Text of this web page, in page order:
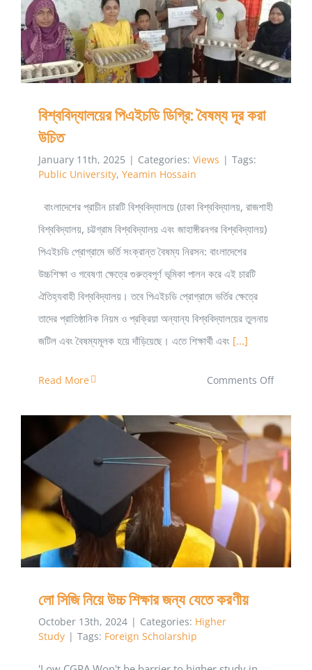
বিশ্ববিদ্যালয়ের পিএইচডি ডিগ্রি: বৈষম্য দূর করা উচিত
বিশ্ববিদ্যালয়ের পিএইচডি ডিগ্রি: বৈষম্য দূর করা
উচিত
January 11th, 2025 | Categories: Views | Tags:
Public University, Yeamin Hossain
বাংলাদেশের প্রাচীন চারটি বিশ্ববিদ্যালয়ে (ঢাকা বিশ্ববিদ্যালয়, রাজশাহী
বিশ্ববিদ্যালয়, চট্টগ্রাম বিশ্ববিদ্যালয় এবং জাহাঙ্গীরনগর বিশ্ববিদ্যালয়)
পিএইচডি প্রোগ্রামে ভর্তি সংক্রান্ত বৈষম্য নিরসন: বাংলাদেশের
উচ্চশিক্ষা ও গবেষণা ক্ষেত্রে গুরুত্বপূর্ণ ভূমিকা পালন করে এই চারটি
ঐতিহ্যবাহী বিশ্ববিদ্যালয়। তবে পিএইচডি প্রোগ্রামে ভর্তির ক্ষেত্রে
তাদের প্রাতিষ্ঠানিক নিয়ম ও প্রক্রিয়া অন্যান্য বিশ্ববিদ্যালয়ের তুলনায়
জটিল এবং বৈষম্যমূলক হয়ে দাঁড়িয়েছে। এতে শিক্ষার্থী এবং [...]
Read More Comments Offon
পিএইচডি
ডিগ্রি:
বৈষম্য
দূর
করা
উচিত
লো সিজি নিয়ে উচ্চ শিক্ষার জন্য যেতে করণীয়
লো সিজি নিয়ে উচ্চ শিক্ষার জন্য যেতে করণীয়
October 13th, 2024 | Categories: Higher
Study | Tags: Foreign Scholarship